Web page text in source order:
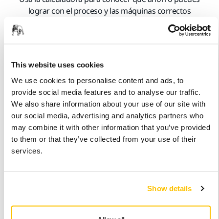
This website uses cookies
We use cookies to personalise content and ads, to
provide social media features and to analyse our traffic.
We also share information about your use of our site with
our social media, advertising and analytics partners who
may combine it with other information that you’ve provided
to them or that they’ve collected from your use of their
services.
Show details
lograr con el proceso y las máquinas correctos
¿Cuál es tu principal sector de actividad?
Empresa de mantenimiento o reacondicionamiento
Yacht type
¿Cuántas embarcaciones construyes al año?